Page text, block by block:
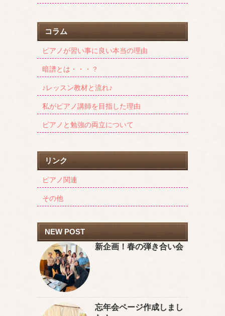
コラム
ピアノが習い事に良い本当の理由
暗譜とは・・・？
♪レッスン教材と流れ♪
私がピアノ講師を目指した理由
ピアノと勉強の両立について
リンク
ピアノ関連
その他
NEW POST
新企画！春の弾き合い会
忘年会ページ作成しまし